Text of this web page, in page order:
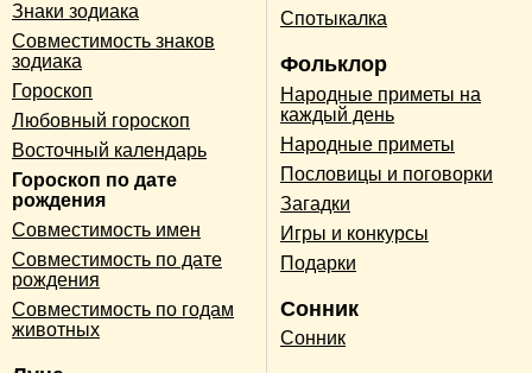
Знаки зодиака
Совместимость знаков
зодиака
Гороскоп
Любовный гороскоп
Восточный календарь
Гороскоп по дате
рождения
Совместимость имен
Совместимость по дате
рождения
Совместимость по годам
животных
Спотыкалка
Фольклор
Народные приметы на
каждый день
Народные приметы
Пословицы и поговорки
Загадки
Игры и конкурсы
Подарки
Сонник
Сонник